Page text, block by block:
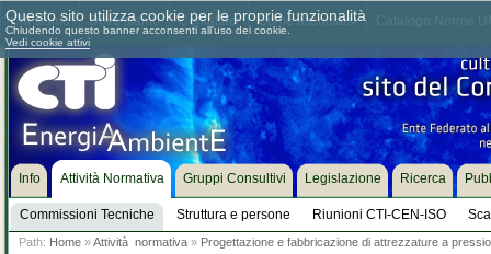
Chi siamo Dove siamo Contattaci Come associarsi
Info Attività Normativa
Commissioni Tecniche Struttura e persone Riunioni CTI-CEN-ISO
Gruppi Consultivi Legislazione Ricerca
Path: Home »Attività normativa » Progettazione e fabbricazione di attrezzature a
Questo sito utilizza cookie per le proprie funzionalità
Chiudendo questo banner acconsenti all'uso dei cookie.
Vedi cookie attivi